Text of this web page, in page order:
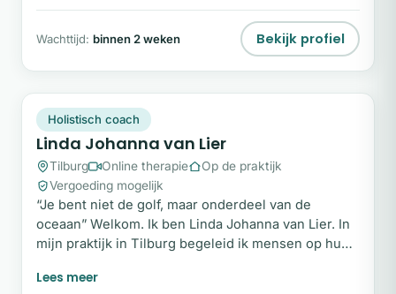
Wachttijd: binnen 2 weken Bekijk profiel
Snel beschikbaar
Holistisch coach
Linda Johanna van Lier
Tilburg Online therapie
Op de praktijk
Vergoeding mogelijk
“Je bent niet de golf, maar onderdeel van de
oceaan” Welkom. Ik ben Linda Johanna van Lier. In
mijn praktijk in Tilburg begeleid ik mensen op hun
Met ruim twintig jaar ervaring in de zorg en